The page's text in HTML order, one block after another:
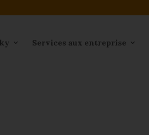
Services aux entreprise